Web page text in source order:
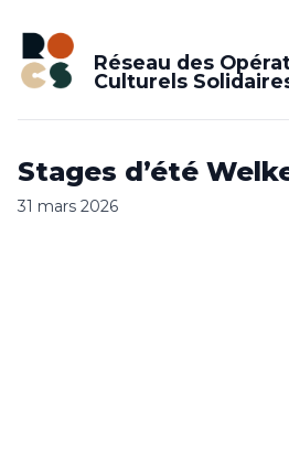
Réseau des
Culturels
Stages d’été
31 mars 2026